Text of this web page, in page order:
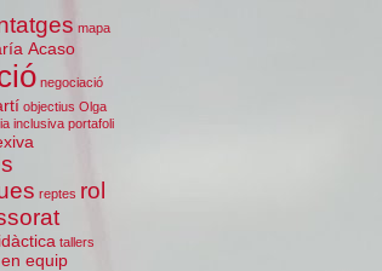
mapa
Acaso
negociació
objectius Olga
inclusiva portafoli
reptes rol
tallers
equip